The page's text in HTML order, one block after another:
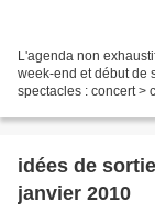
L'agenda non
week-end et début de
spectacles : concert >
idées de
janvier 2010